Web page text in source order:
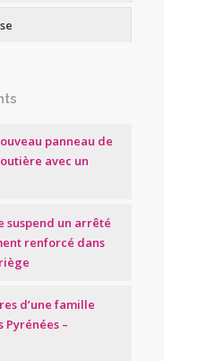
panneau de
avec un
suspend un arrêté
renforcé dans
d’une famille
Pyrénées –